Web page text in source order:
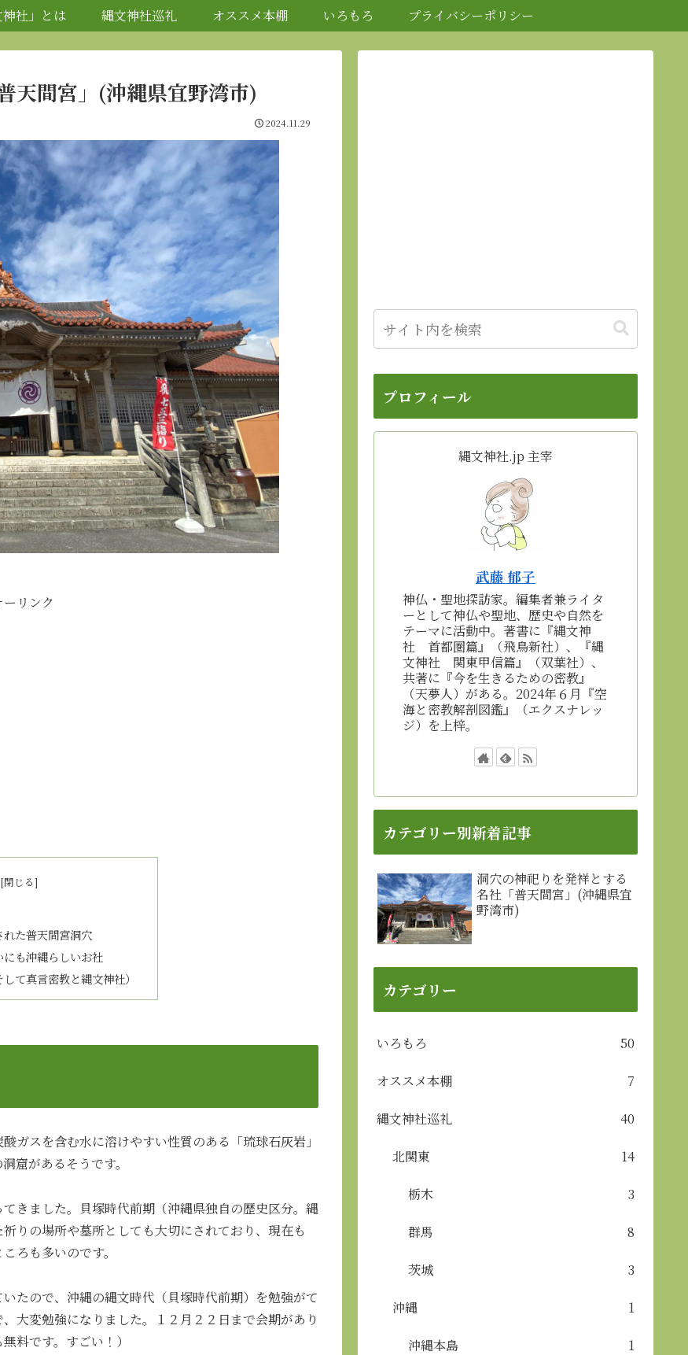
神社」とは 縄文神社巡礼 オススメ本棚 いろもろ プライバシーポリシー
天間宮」(沖縄県宜野湾市)
2024.11.29
リンク
た普天間宮洞穴
も沖縄らしいお社
て真言密教と縄文神社）
ガスを含む水に溶けやすい性質のある「琉球石灰岩」
窟があるそうです。
きました。貝塚時代前期（沖縄県独自の歴史区分。縄
りの場所や墓所としても大切にされており、現在も
ろも多いのです。
たので、沖縄の縄文時代（貝塚時代前期）を勉強がて
大変勉強になりました。１２月２２日まで会期があり
料です。すごい！）
プロフィール
縄文神社.jp 主宰
武藤 郁子
神仏・聖地探訪家。編集者兼ライタ
ーとして神仏や聖地、歴史や自然を
テーマに活動中。著書に『縄文神
社 首都圏篇』（飛鳥新社）、『縄
文神社 関東甲信篇』（双葉社）、
共著に『今を生きるための密教』
（天夢人）がある。2024年６月『空
海と密教解剖図鑑』（エクスナレッ
ジ）を上梓。
カテゴリー別新着記事
洞穴の神祀りを発祥とする
名社「普天間宮」(沖縄県宜
野湾市)
カテゴリー
いろもろ 50
オススメ本棚 7
縄文神社巡礼 40
北関東 14
栃木 3
群馬 8
茨城 3
沖縄 1
沖縄本島 1